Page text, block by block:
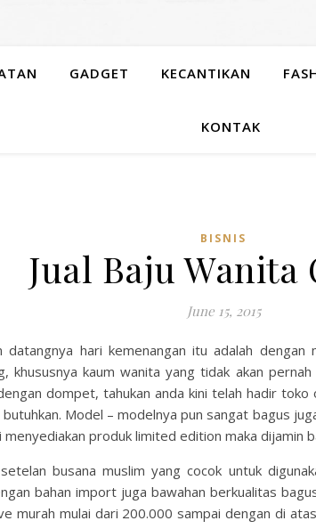
GADGET KECANTIKAN
KONTAK
BISNIS
Jual Baju Wanita
June 15, 2015
hari kemenangan itu adalah
khususnya kaum wanita yang tidak akan
dompet, tahukan anda kini telah hadir toko
Model – modelnya pun sangat bagus
produk limited edition maka dijamin
busana muslim yang cocok untuk
bahan import juga bawahan berkualitas
murah mulai dari 200.000 sampai dengan di